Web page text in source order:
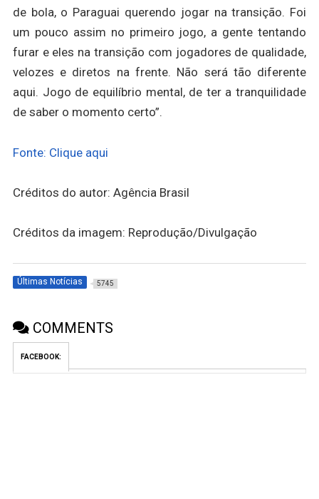
de bola, o Paraguai querendo jogar na transição. Foi
um pouco assim no primeiro jogo, a gente tentando
furar e eles na transição com jogadores de qualidade,
velozes e diretos na frente. Não será tão diferente
aqui. Jogo de equilíbrio mental, de ter a tranquilidade
de saber o momento certo”.
Fonte: Clique aqui
Créditos do autor: Agência Brasil
Créditos da imagem: Reprodução/Divulgação
Últimas Notícias 5745
COMMENTS
FACEBOOK: